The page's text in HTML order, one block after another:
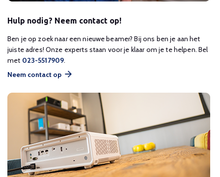
Hulp nodig? Neem contact op!
Ben je op zoek naar een nieuwe beamer? Bij ons ben je aan het
juiste adres! Onze experts staan voor je klaar om je te helpen. Bel
met 023-5517909.
Neem contact op